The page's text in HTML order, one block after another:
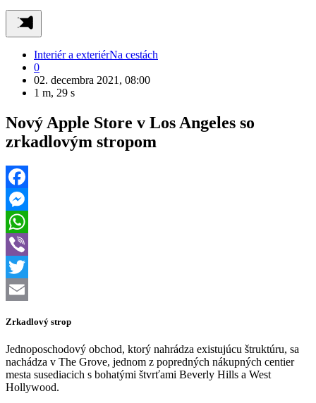
Interiér a exteriérNa cestách
0
02. decembra 2021, 08:00
1 m, 29 s
Nový Apple Store v Los Angeles so
zrkadlovým stropom
Facebook
Messenger
WhatsApp
Viber
Twitter
Zrkadlový strop
Jednoposchodový obchod, ktorý nahrádza existujúcu štruktúru, sa
nachádza v The Grove, jednom z popredných nákupných centier
mesta susediacich s bohatými štvrťami Beverly Hills a West
Hollywood.